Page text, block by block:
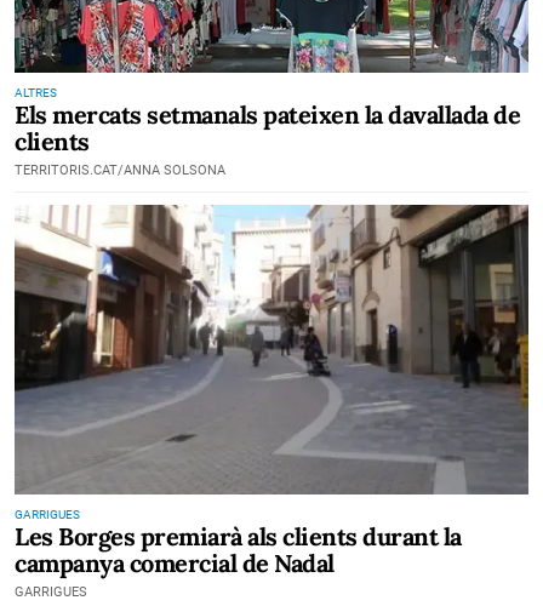
ALTRES
Els mercats setmanals pateixen la davallada de
clients
TERRITORIS.CAT/ANNA SOLSONA
GARRIGUES
Les Borges premiarà als clients durant la
campanya comercial de Nadal
GARRIGUES